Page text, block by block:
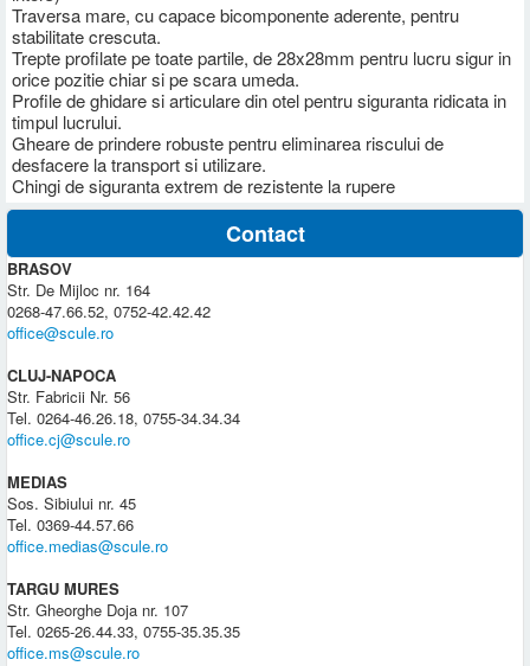
Traversa mare, cu capace bicomponente aderente, pentru
stabilitate crescuta.
Trepte profilate pe toate partile, de 28x28mm pentru lucru sigur in
orice pozitie chiar si pe scara umeda.
Profile de ghidare si articulare din otel pentru siguranta ridicata in
timpul lucrului.
Gheare de prindere robuste pentru eliminarea riscului de
desfacere la transport si utilizare.
Chingi de siguranta extrem de rezistente la rupere
Contact
BRASOV
Str. De Mijloc nr. 164
0268-47.66.52, 0752-42.42.42
office@scule.ro
CLUJ-NAPOCA
Str. Fabricii Nr. 56
Tel. 0264-46.26.18, 0755-34.34.34
office.cj@scule.ro
MEDIAS
Sos. Sibiului nr. 45
Tel. 0369-44.57.66
office.medias@scule.ro
TARGU MURES
Str. Gheorghe Doja nr. 107
Tel. 0265-26.44.33, 0755-35.35.35
office.ms@scule.ro